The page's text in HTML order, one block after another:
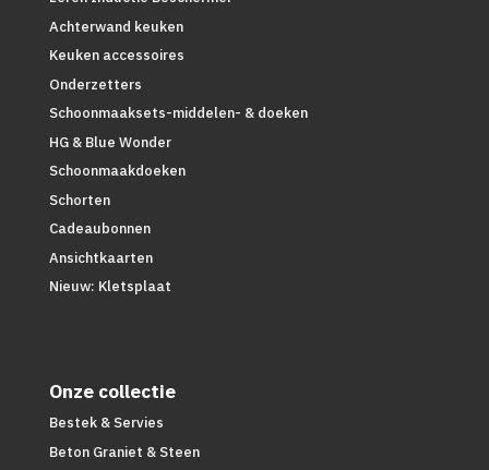
Achterwand keuken
Keuken accessoires
Onderzetters
Schoonmaaksets-middelen- & doeken
HG & Blue Wonder
Schoonmaakdoeken
Schorten
Cadeaubonnen
Ansichtkaarten
Nieuw: Kletsplaat
Onze collectie
Bestek & Servies
Beton Graniet & Steen